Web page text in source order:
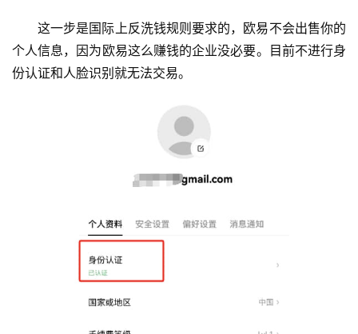
这一步是国际上反洗钱规则要求的，欧易不会出售你的
个人信息，因为欧易这么赚钱的企业没必要。目前不进行身
份认证和人脸识别就无法交易。